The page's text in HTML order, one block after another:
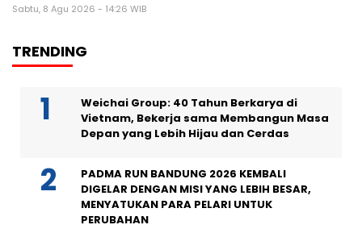
Sabtu, 8 Agu 2026 - 14:26 WIB
TRENDING
Weichai Group: 40 Tahun Berkarya di
Vietnam, Bekerja sama Membangun Masa
Depan yang Lebih Hijau dan Cerdas
PADMA RUN BANDUNG 2026 KEMBALI
DIGELAR DENGAN MISI YANG LEBIH BESAR,
MENYATUKAN PARA PELARI UNTUK
PERUBAHAN